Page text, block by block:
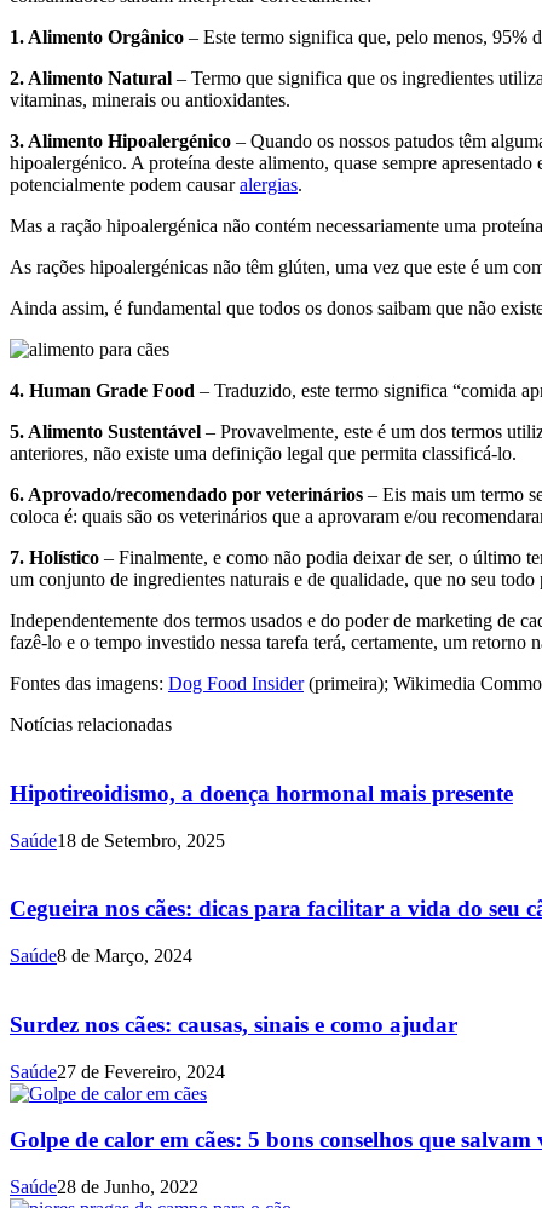
1. Alimento Orgânico – Este termo significa que, pelo menos, 95%
2. Alimento Natural – Termo que significa que os ingredientes
vitaminas, minerais ou antioxidantes.
3. Alimento Hipoalergénico – Quando os nossos patudos têm
hipoalergénico. A proteína deste alimento, quase sempre
potencialmente podem causaralergias.
Mas a ração hipoalergénica não contém necessariamente uma
As rações hipoalergénicas não têm glúten, uma vez que este é um
Ainda assim, é fundamental que todos os donos saibam que não
4. Human Grade Food – Traduzido, este termo significa “comida
5. Alimento Sustentável – Provavelmente, este é um dos termos
anteriores, não existe uma definição legal que permita classificá-lo.
6. Aprovado/recomendado por veterinários – Eis mais um termo
coloca é: quais são os veterinários que a aprovaram e/ou
7. Holístico – Finalmente, e como não podia deixar de ser, o último
um conjunto de ingredientes naturais e de qualidade, que no seu
Independentemente dos termos usados e do poder de marketing de
fazê-lo e o tempo investido nessa tarefa terá, certamente, um retorno
Fontes das imagens: Dog Food Insider(primeira); Wikimedia
Notícias relacionadas
Hipotireoidismo, a doença hormonal mais presente
Saúde18 de Setembro, 2025
Cegueira nos cães: dicas para facilitar a vida do seu
Saúde8 de Março, 2024
Surdez nos cães: causas, sinais e como ajudar
Saúde27 de Fevereiro, 2024
Golpe de calor em cães: 5 bons conselhos que salvam
Saúde28 de Junho, 2022